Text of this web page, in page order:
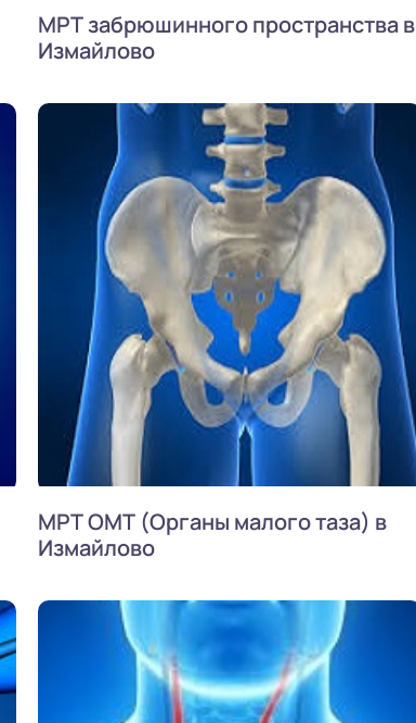
МРТ забрюшинного пространства в
Измайлово
МРТ ОМТ (Органы малого таза) в
Измайлово